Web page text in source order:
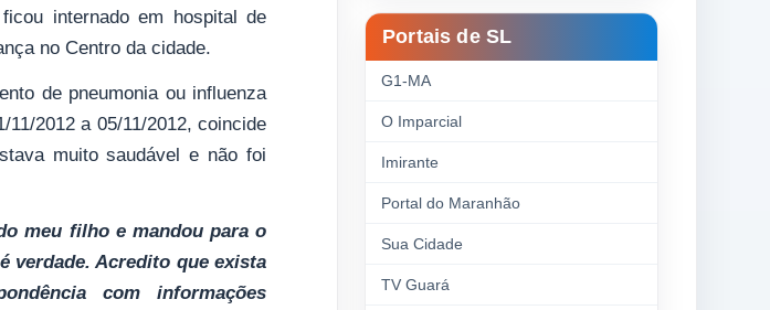
internado em hospital de
no Centro da cidade.
de pneumonia ou influenza
2012 a 05/11/2012, coincide
muito saudável e não foi
meu filho e mandou para o
verdade. Acredito que exista
com informações
Portais de SL
G1-MA
O Imparcial
Imirante
Portal do Maranhão
Sua Cidade
TV Guará